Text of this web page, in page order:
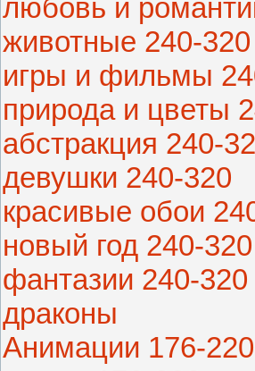
любовь и
животные 240-320
игры и фильмы
природа и цветы
абстракция 240-
девушки 240-320
красивые обои
новый год 240-320
фантазии 240-320
драконы
Анимации 176-220